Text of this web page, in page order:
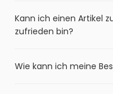
Kann ich einen Artikel
zufrieden bin?
Wie kann ich meine